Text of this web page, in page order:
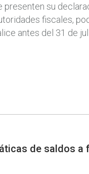
presenten su
fiscales,
antes del 31 de
de saldos